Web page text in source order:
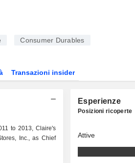
Consumer Durables
Transazioni insider
to 2013, Claire's
Inc., as Chief
Esperienze
Posizioni ricoperte
Attive